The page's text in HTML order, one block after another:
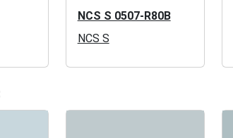
NCS S 0507-R80B
NCS S